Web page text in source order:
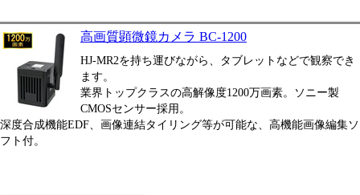
高画質顕微鏡カメラ BC-1200
HJ-MR2を持ち運びながら、タブレットなどで観察でき
ます。
業界トップクラスの高解像度1200万画素。ソニー製
CMOSセンサー採用。
深度合成機能EDF、画像連結タイリング等が可能な、高機能画像編集ソ
フト付。